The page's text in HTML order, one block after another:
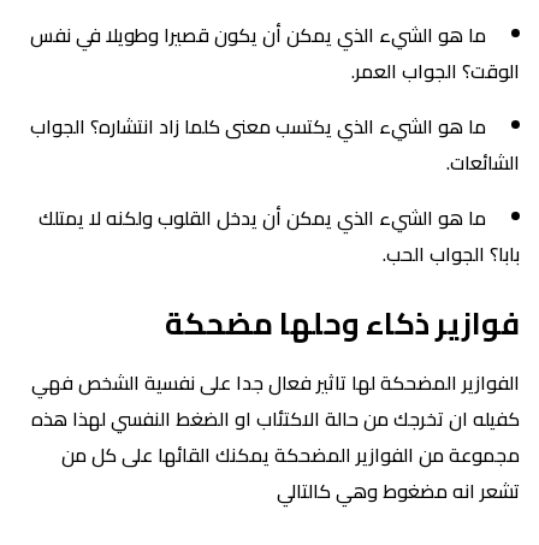
ما هو الشيء الذي يمكن أن يكون قصيرا وطويلا في نفس
الوقت؟ الجواب العمر.
ما هو الشيء الذي يكتسب معنى كلما زاد انتشاره؟ الجواب
الشائعات.
ما هو الشيء الذي يمكن أن يدخل القلوب ولكنه لا يمتلك
بابا؟ الجواب الحب.
فوازير ذكاء وحلها مضحكة
الفوازير المضحكة لها تاثير فعال جدا على نفسية الشخص فهي
كفيله ان تخرجك من حالة الاكتئاب او الضغط النفسي لهذا هذه
مجموعة من الفوازير المضحكة يمكنك القائها على كل من
تشعر انه مضغوط وهي كالتالي